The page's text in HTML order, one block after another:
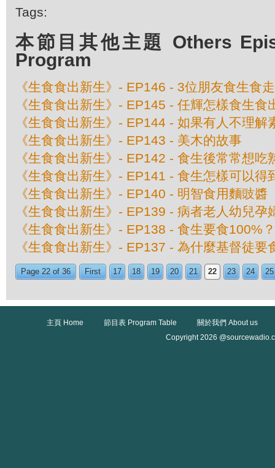
Tags:
本節目其他主題 Others
Program
《生食食出新生》- EP146 - 3位朋友食生食
《生食食出新生》- EP145 - 任輝怎樣食生食
《生食食出新生》- EP144 - 如果有人不理解
《生食食出新生》- EP143 - 美木的故事
《生食食出新生》- EP142 - 食生後常常想吃
《生食食出新生》- EP141 - 食生怎樣可以得
《生食食出新生》- EP140 - 明智食用麵豉醬
《生食食出新生》- EP139 - 病者老人幼兒孕
《生食食出新生》- EP138 - 食生要食100%？
《生食食出新生》- EP137 - 為什麼基督徒要
Page 22 of 36 First 17 18 19 20 21 22 23 24 25
主頁 Home 節目表 Program Table
關於我們 About us
Copyright 2026